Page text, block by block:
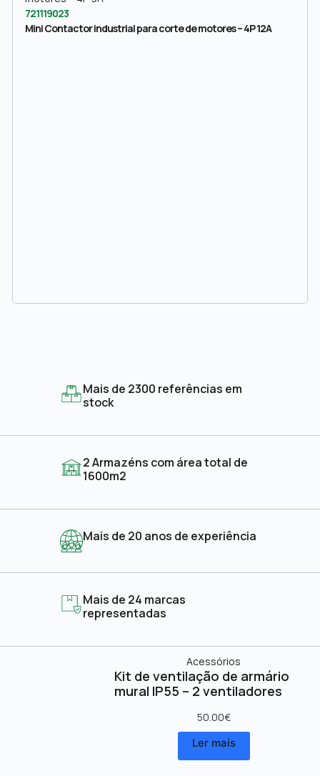
721119023
Mini Contactor industrial para corte de motores – 4P 12A
Mais de 2300 referências em
stock
2 Armazéns com área total de
1600m2
Mais de 20 anos de experiência
Mais de 24 marcas
representadas
Acessórios
Kit de ventilação de armário
mural IP55 – 2 ventiladores
50.00€
Ler mais